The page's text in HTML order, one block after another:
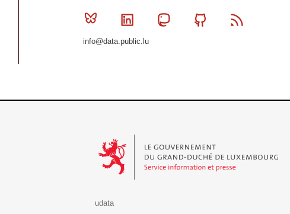
Bluesky Linkedin MastodonGithub
info@data.public.lu
udata